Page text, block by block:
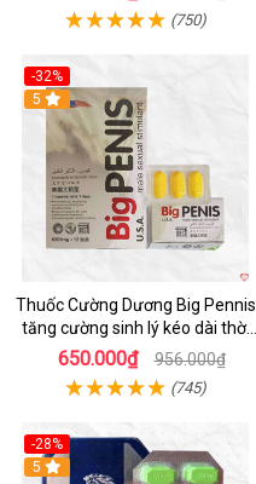
(750)
-32%
5
Thuốc Cường Dương Big Pennis
tăng cường sinh lý kéo dài thời
gian
650.000₫ 956.000₫
(745)
-28%
5